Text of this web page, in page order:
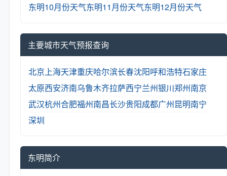
东明10月份天气东明11月份天气东明12月份天气
主要城市天气预报查询
北京 上海天津重庆哈尔滨长春沈阳呼和浩特石家庄
太原西安济南乌鲁木齐拉萨西宁兰州银川郑州南京
武汉杭州合肥福州南昌长沙贵阳成都广州昆明南宁
深圳
东明简介